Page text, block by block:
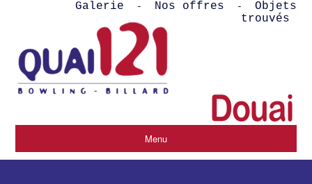
Galerie - Nos offres -
Objets
trouvés
Menu